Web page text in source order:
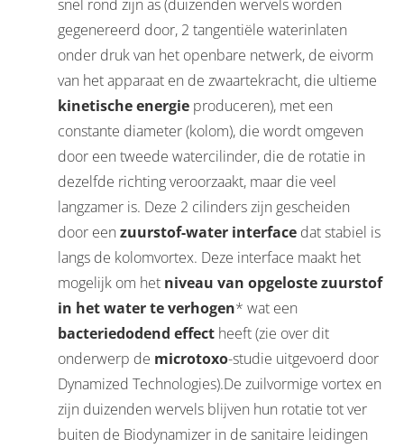
snel rond zijn as (duizenden wervels worden
gegenereerd door, 2 tangentiële waterinlaten
onder druk van het openbare netwerk, de eivorm
van het apparaat en de zwaartekracht, die ultieme
kinetische energie produceren), met een
constante diameter (kolom), die wordt omgeven
door een tweede watercilinder, die de rotatie in
dezelfde richting veroorzaakt, maar die veel
langzamer is. Deze 2 cilinders zijn gescheiden
door een zuurstof-water interface dat stabiel is
langs de kolomvortex. Deze interface maakt het
mogelijk om het niveau van opgeloste zuurstof
in het water te verhogen* wat een
bacteriedodend effect heeft (zie over dit
onderwerp de microtoxo-studie uitgevoerd door
Dynamized Technologies).De zuilvormige vortex en
zijn duizenden wervels blijven hun rotatie tot ver
buiten de Biodynamizer in de sanitaire leidingen